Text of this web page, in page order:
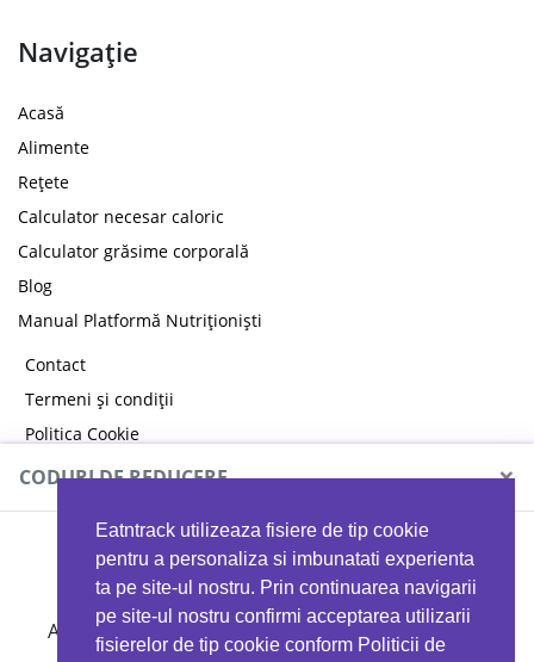
Eatntrack utilizeaza fisiere de tip cookie
pentru a personaliza si imbunatati experienta
ta pe site-ul nostru. Prin continuarea navigarii
pe site-ul nostru confirmi acceptarea utilizarii
fisierelor de tip cookie conform Politicii de
Navigație
Acasă
Alimente
Rețete
Calculator necesar caloric
Calculator grăsime corporală
Blog
Manual Platformă Nutriționiști
Contact
Termeni și condiții
Politica Cookie
Politica de confidențialitate
CODURI DE REDUCERE ×
MYPROTEIN
Ai 40%reducere la orice comandă folosind codul